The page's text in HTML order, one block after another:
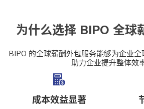
为什么选择 BIPO 全球
BIPO 的全球薪酬外包服务能够为企业全
助力企业提升整体效率
成本效益显著